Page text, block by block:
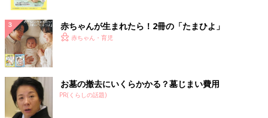
赤ちゃんが生まれたら！2冊の「たまひよ」
赤ちゃん・育児
お墓の撤去にいくらかかる？墓じまい費用
PR(くらしの話題)